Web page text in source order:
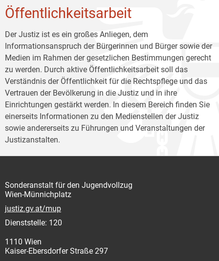
Öffentlichkeitsarbeit
Der Justiz ist es ein großes Anliegen, dem
Informationsanspruch der Bürgerinnen und Bürger sowie der
Medien im Rahmen der gesetzlichen Bestimmungen gerecht
zu werden. Durch aktive Öffentlichkeitsarbeit soll das
Verständnis der Öffentlichkeit für die Rechtspflege und das
Vertrauen der Bevölkerung in die Justiz und in ihre
Einrichtungen gestärkt werden. In diesem Bereich finden Sie
einerseits Informationen zu den Medienstellen der Justiz
sowie andererseits zu Führungen und Veranstaltungen der
Justizanstalten.
Sonderanstalt für den Jugendvollzug
Wien-Münnichplatz
justiz.gv.at/mup
Dienststelle: 120
1110 Wien
Kaiser-Ebersdorfer Straße 297